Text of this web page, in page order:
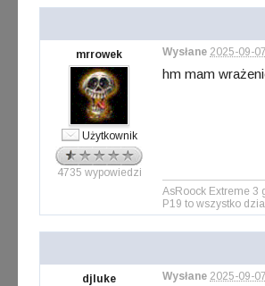
mrrowek
Użytkownik
4735 wypowiedzi
Wysłane 2025-09-
hm mam
AsRoock Extreme 3
P19 to wszystko
djluke Wysłane 2025-09-